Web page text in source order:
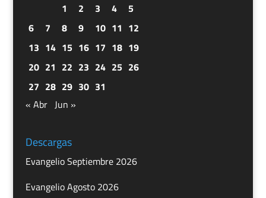
1
2 3 4
5
6
7 8 9 10 11 12
13 14 15 16 17 18 19
20 21 22 23 24 25 26
27 28 29 30 31
« Abr Jun »
Descargas
Evangelio Septiembre 2026
Evangelio Agosto 2026